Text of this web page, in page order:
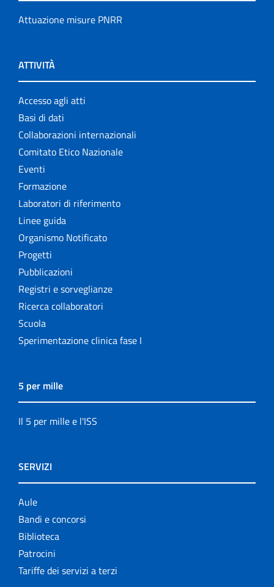
Attuazione misure PNRR
ATTIVITÀ
Accesso agli atti
Basi di dati
Collaborazioni internazionali
Comitato Etico Nazionale
Eventi
Formazione
Laboratori di riferimento
Linee guida
Organismo Notificato
Progetti
Pubblicazioni
Registri e sorveglianze
Ricerca collaboratori
Scuola
Sperimentazione clinica fase I
5 per mille
Il 5 per mille e l'ISS
SERVIZI
Aule
Bandi e concorsi
Biblioteca
Patrocini
Tariffe dei servizi a terzi